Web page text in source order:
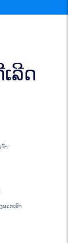
ລີດ
ຈົ້າ
ພວກເຮົາ